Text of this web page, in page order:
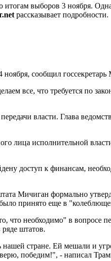
выборов 3 ноября.
рассказывает подробности.
сообщил
все, что требуется по
власти. Глава
лица исполнительной
доступ к финансам,
Мичиган формально
было принято еще в
необходимо" в вопросе
штатов.
стране. Ей мешали и
победим!", - написал